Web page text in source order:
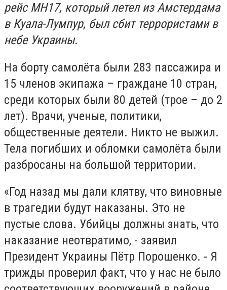
рейс MH17, который летел из Амстердама
в Куала-Лумпур, был сбит террористами в
небе Украины.
На борту самолёта были 283 пассажира и
15 членов экипажа – граждане 10 стран,
среди которых были 80 детей (трое – до 2
лет). Врачи, ученые, политики,
общественные деятели. Никто не выжил.
Тела погибших и обломки самолёта были
разбросаны на большой территории.
«Год назад мы дали клятву, что виновные
в трагедии будут наказаны. Это не
пустые слова. Убийцы должны знать, что
наказание неотвратимо, - заявил
Президент Украины Пётр Порошенко. - Я
трижды проверил факт, что у нас не было